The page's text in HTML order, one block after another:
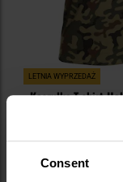
Consent
LETNIA WYPRZEDAŻ
Koszulka T-shirt
84,99 zł